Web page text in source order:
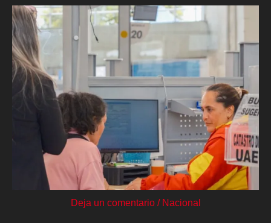
Deja un comentario / Nacional